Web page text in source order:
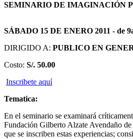
SEMINARIO DE IMAGINACIÓN
SÁBADO 15 DE ENERO 2011 - de
DIRIGIDO A: PUBLICO EN
Costo: S/. 50.00
Inscribete aquí
Tematica:
En el seminario se examinará
Fundación Gilberto Alzate Avendaño
que se inscriben estas experiencias;